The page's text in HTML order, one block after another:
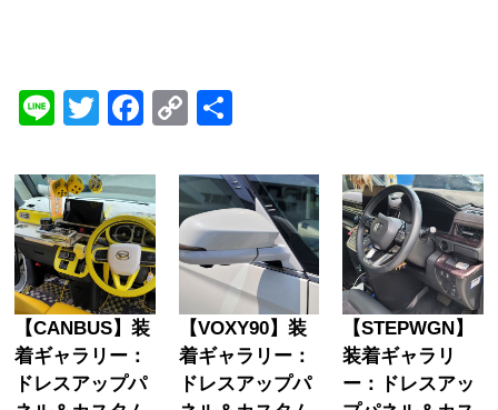
LineTwitter
Facebook
Copy
【CANBUS】装
着ギャラリー：
ドレスアップパ
【VOXY90】装
着ギャラリー：
ドレスアップパ
【STEPWGN】
装着ギャラリ
ー：ドレスアッ